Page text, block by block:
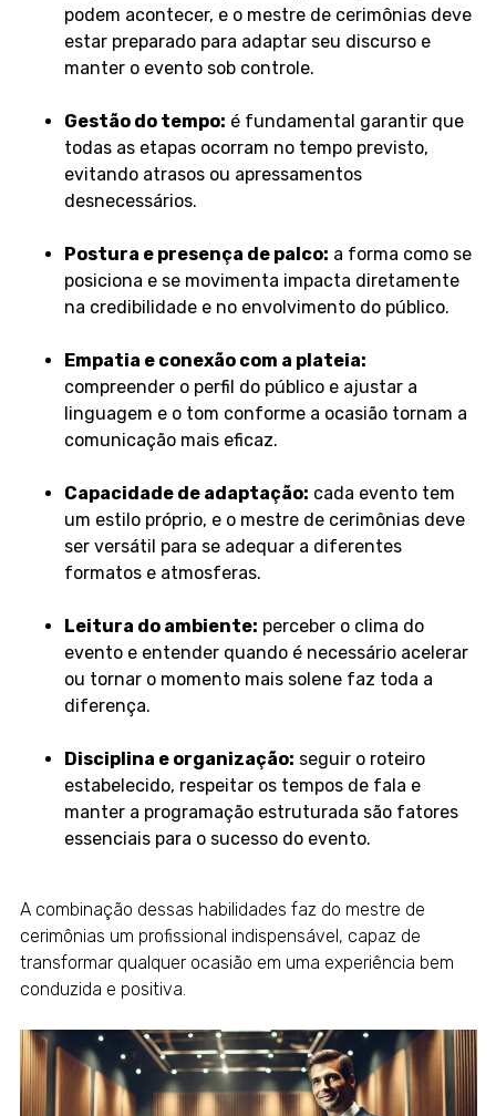
podem acontecer, e o mestre de cerimônias deve
estar preparado para adaptar seu discurso e
manter o evento sob controle.
Gestão do tempo: é fundamental garantir que
todas as etapas ocorram no tempo previsto,
evitando atrasos ou apressamentos
desnecessários.
Postura e presença de palco: a forma como se
posiciona e se movimenta impacta diretamente
na credibilidade e no envolvimento do público.
Empatia e conexão com a plateia:
compreender o perfil do público e ajustar a
linguagem e o tom conforme a ocasião tornam a
comunicação mais eficaz.
Capacidade de adaptação: cada evento tem
um estilo próprio, e o mestre de cerimônias deve
ser versátil para se adequar a diferentes
formatos e atmosferas.
Leitura do ambiente: perceber o clima do
evento e entender quando é necessário acelerar
ou tornar o momento mais solene faz toda a
diferença.
Disciplina e organização: seguir o roteiro
estabelecido, respeitar os tempos de fala e
manter a programação estruturada são fatores
essenciais para o sucesso do evento.
A combinação dessas habilidades faz do mestre de
cerimônias um profissional indispensável, capaz de
transformar qualquer ocasião em uma experiência bem
conduzida e positiva.